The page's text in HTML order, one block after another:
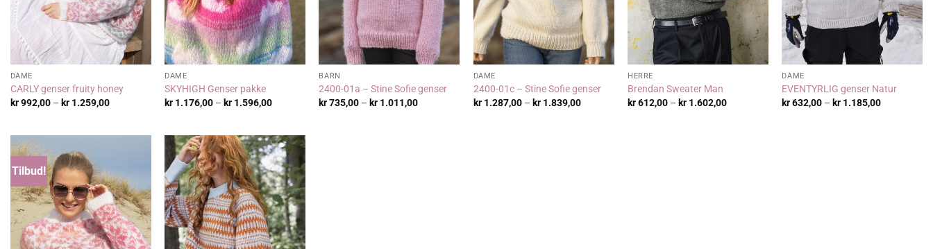
DAME
CARLY genser fruity honey
kr992,00 – kr1.259,00Prisområde:
DAME
SKYHIGH Genser pakke
kr 1.176,00 – kr 1.596,00Prisområde:
BARN
2400-01a – Stine Sofie genser
kr735,00 – kr 1.011,00Prisområde:
DAME
2400-01c – Stine Sofie genser
kr1.287,00 – kr1.839,00Prisområde:
HERRE
Brendan Sweater Man
kr612,00 – kr 1.602,00Prisområde:
DAME
EVENTYRLIG genser Natur
kr632,00 – kr 1.185,00Prisområde:
Tilbud!